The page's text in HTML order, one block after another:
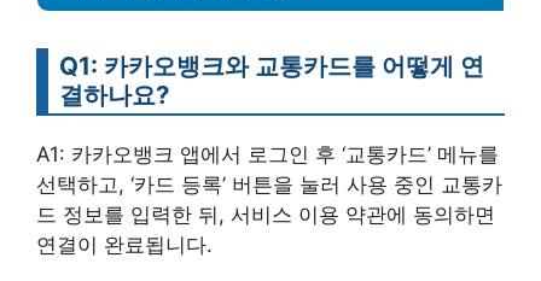
Q1: 카카오뱅크와 교통카드를 어떻게 연
결하나요?
A1: 카카오뱅크 앱에서 로그인 후 ‘교통카드’ 메뉴를
선택하고, ‘카드 등록’ 버튼을 눌러 사용 중인 교통카
드 정보를 입력한 뒤, 서비스 이용 약관에 동의하면
연결이 완료됩니다.